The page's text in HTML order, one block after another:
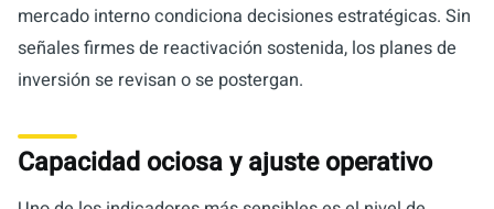
mercado interno condiciona decisiones estratégicas. Sin
señales firmes de reactivación sostenida, los planes de
inversión se revisan o se postergan.
Capacidad ociosa y ajuste operativo